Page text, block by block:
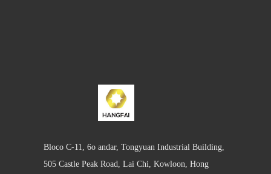
Bloco C-11, 6o andar, Tongyuan Industrial Building,
505 Castle Peak Road, Lai Chi, Kowloon, Hong